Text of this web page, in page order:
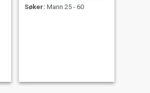
Søker: Mann 25 - 60